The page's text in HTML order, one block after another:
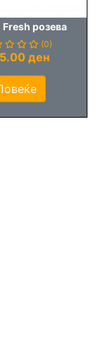
розева
(0)
ден